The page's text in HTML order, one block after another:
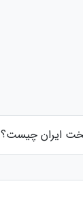
ایران چیست؟